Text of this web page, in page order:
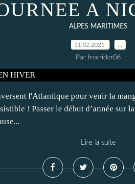
A
ALPES MARITIMES
11.02.2021
Par freerider06
l'Atlantique pour venir la
! Passer le début d’année sur
Lire la suite